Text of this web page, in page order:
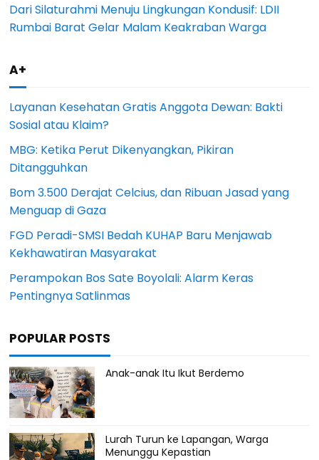
Dari Silaturahmi Menuju Lingkungan Kondusif: LDII
Rumbai Barat Gelar Malam Keakraban Warga
A+
Layanan Kesehatan Gratis Anggota Dewan: Bakti
Sosial atau Klaim?
MBG: Ketika Perut Dikenyangkan, Pikiran
Ditangguhkan
Bom 3.500 Derajat Celcius, dan Ribuan Jasad yang
Menguap di Gaza
FGD Peradi-SMSI Bedah KUHAP Baru Menjawab
Kekhawatiran Masyarakat
Perampokan Bos Sate Boyolali: Alarm Keras
Pentingnya Satlinmas
POPULAR POSTS
Anak-anak Itu Ikut Berdemo
Lurah Turun ke Lapangan, Warga
Menunggu Kepastian